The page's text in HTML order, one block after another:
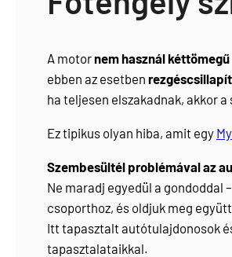
A motornem használ
ebben az esetben
ha teljesen elszakadnak, akkor
Ez tipikus olyan hiba, amit egy
Szembesültél problémával az
Ne maradj egyedül a gondoddal
csoporthoz, és oldjuk meg
Itt tapasztalt autótulajdonosok
tapasztalataikkal.